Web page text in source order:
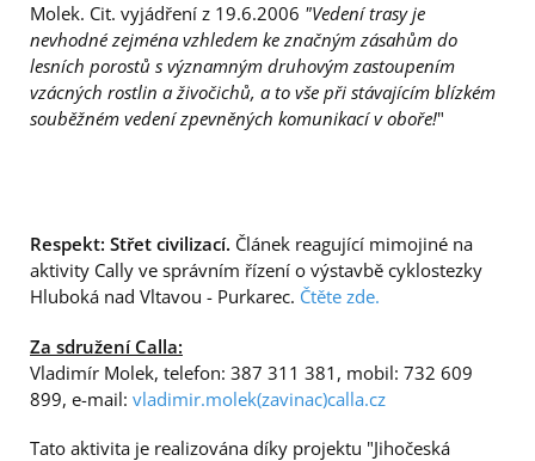
Molek. Cit. vyjádření z 19.6.2006 "Vedení trasy je
nevhodné zejména vzhledem ke značným zásahům do
lesních porostů s významným druhovým zastoupením
vzácných rostlin a živočichů, a to vše při stávajícím blízkém
souběžném vedení zpevněných komunikací v oboře!"
Respekt: Střet civilizací. Článek reagující mimojiné na
aktivity Cally ve správním řízení o výstavbě cyklostezky
Hluboká nad Vltavou - Purkarec. Čtěte zde.
Za sdružení Calla:
Vladimír Molek, telefon: 387 311 381, mobil: 732 609
899, e-mail: vladimir.molek(zavinac)calla.cz
Tato aktivita je realizována díky projektu "Jihočeská